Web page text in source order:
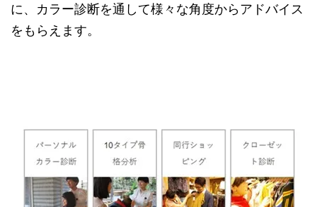
に、カラー診断を通して様々な角度からアドバイス
をもらえます。